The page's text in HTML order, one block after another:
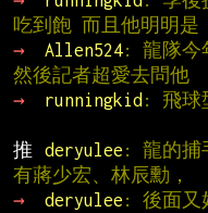
吃到飽 而且他明明是
→
Allen524: 龍隊今
然後記者超愛去問他
→
runningkid : 飛球
推
deryulee : 龍的捕
有蔣少宏、林辰勳，
→
deryulee : 後面又